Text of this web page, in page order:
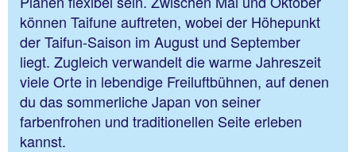
können Taifune auftreten, wobei der Höhepunkt
der Taifun-Saison im August und September
liegt. Zugleich verwandelt die warme Jahreszeit
viele Orte in lebendige Freiluftbühnen, auf denen
du das sommerliche Japan von seiner
farbenfrohen und traditionellen Seite erleben
kannst.